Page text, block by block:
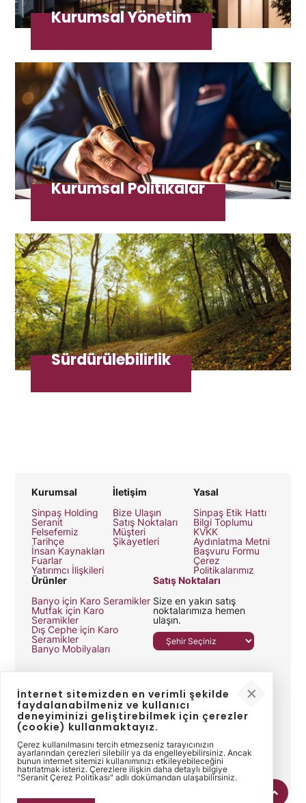
Kurumsal Yönetim
Kurumsal Politikalar
Sürdürülebilirlik
Kurumsal
Sinpaş Holding
Seranit
Felsefemiz
Tarihçe
İnsan Kaynakları
Fuarlar
Yatırımcı İlişkileri
İletişim
Bize Ulaşın
Satış Noktaları
Müşteri
Şikayetleri
Yasal
Sinpaş Etik Hattı
Bilgi Toplumu
KVKK
Aydınlatma Metni
Başvuru Formu
Çerez
Politikalarımız
Ürünler
Banyo için Karo Seramikler
Mutfak için Karo
Seramikler
Dış Cephe için Karo
Seramikler
Banyo Mobilyaları
Satış Noktaları
Size en yakın satış
noktalarımıza hemen
ulaşın.
Bizi takip edin
İnternet sitemizden en verimli şekilde
faydalanabilmeniz ve kullanıcı
deneyiminizi geliştirebilmek için çerezler
(cookie) kullanmaktayız.
Çerez kullanılmasını tercih etmezseniz tarayıcınızın
ayarlarından çerezleri silebilir ya da engelleyebilirsiniz. Ancak
bunun internet sitemizi kullanımınızı etkileyebileceğini
hatırlatmak isteriz. Çerezlere ilişkin daha detaylı bilgiye
"Seranit Çerez Politikası" adlı dokümandan ulaşabilirsiniz.